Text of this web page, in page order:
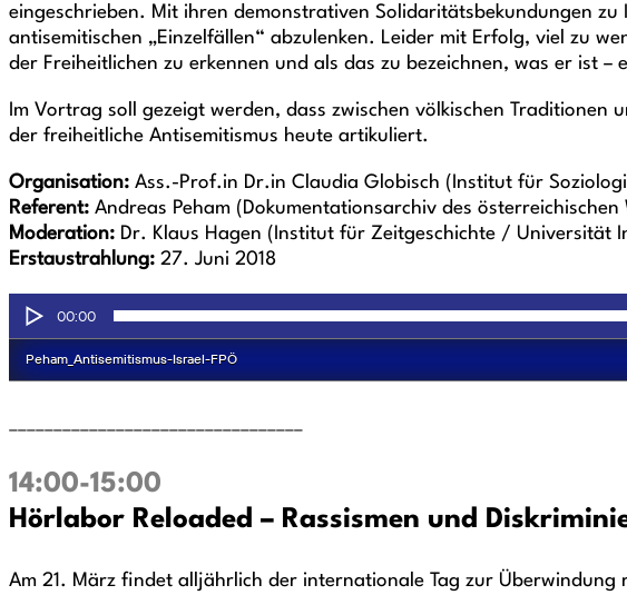
eingeschrieben. Mit ihren demonstrativen Solidaritätsbekundungen
antisemitischen „Einzelfällen“ abzulenken. Leider mit Erfolg, viel zu
der Freiheitlichen zu erkennen und als das zu bezeichnen, was er ist
Im Vortrag soll gezeigt werden, dass zwischen völkischen
der freiheitliche Antisemitismus heute artikuliert.
Organisation: Ass.-Prof.in Dr.in Claudia Globisch (Institut für
Referent: Andreas Peham (Dokumentationsarchiv des österreichischen
Moderation: Dr. Klaus Hagen (Institut für Zeitgeschichte / Universität
Erstaustrahlung: 27. Juni 2018
14:00-15:00
Hörlabor Reloaded – Rassismen und
Am 21. März findet alljährlich der internationale Tag zur